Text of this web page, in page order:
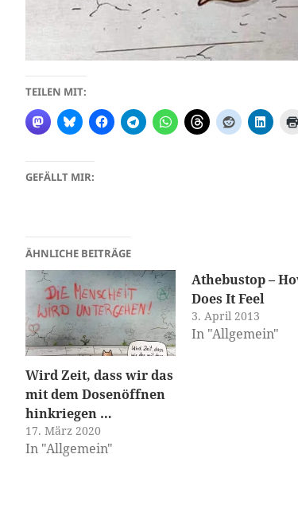
TEILEN MIT:
GEFÄLLT MIR:
ÄHNLICHE BEITRÄGE
Wird Zeit, dass wir das
mit dem Dosenöffnen
hinkriegen …
17. März 2020
In "Allgemein"
Athebustop –
Does It Feel
3. April 2013
In "Allgemein"